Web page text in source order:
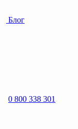
Блог
0 800 338 301